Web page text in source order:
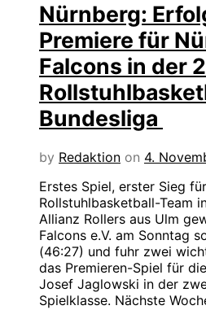
Nürnberg:
Premiere für
Falcons in der
Bundesliga
by Redaktion on 4.
Erstes Spiel, erster Sieg
Rollstuhlbasketball-Team
Allianz Rollers aus Ulm
Falcons e.V. am Sonntag
(46:27) und fuhr zwei
das Premieren-Spiel für
Josef Jaglowski in der
Spielklasse. Nächste